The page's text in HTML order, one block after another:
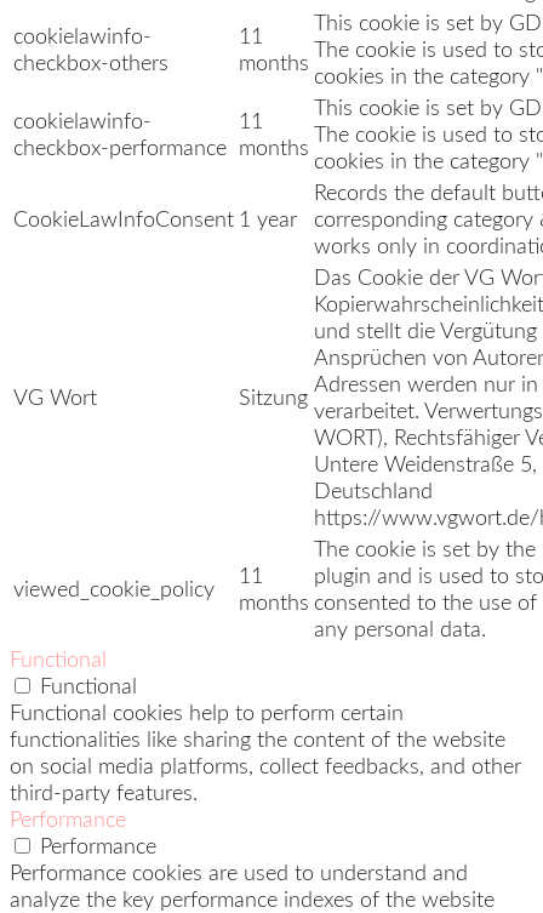
cookielawinfo-
checkbox-others
11
months
This cookie is set by
The cookie is used to
cookies in the category
cookielawinfo-
checkbox-performance
11
months
This cookie is set by
The cookie is used to
cookies in the category
CookieLawInfoConsent 1 year
Records the default
corresponding
works only in
VG Wort Sitzung
Das Cookie der VG
und stellt die
Ansprüchen von
Adressen werden nur
verarbeitet.
WORT), Rechtsfähiger
Untere Weidenstraße
Deutschland
https://
viewed_cookie_policy
11
months
The cookie is set by
plugin and is used to
consented to the use
any personal data.
Functional
Functional
Functional cookies help to perform certain
functionalities like sharing the content of the website
on social media platforms, collect feedbacks, and other
third-party features.
Performance
Performance
Performance cookies are used to understand and
analyze the key performance indexes of the website